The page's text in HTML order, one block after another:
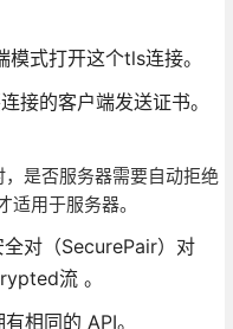
式打开这个tls连接。
接的客户端发送证书。
是否服务器需要自动拒绝
用于服务器。
对（SecurePair）对
流 。
相同的 API。